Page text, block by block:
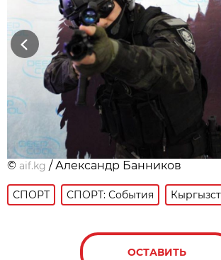
Previous
© aif.kg / Александр Банников
СПОРТ СПОРТ: События
ОСТАВИТЬ